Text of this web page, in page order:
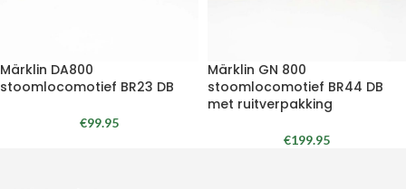
Märklin DA800
stoomlocomotief BR23 DB
€99.95
Märklin GN 800
stoomlocomotief BR44 DB
met ruitverpakking
€199.95